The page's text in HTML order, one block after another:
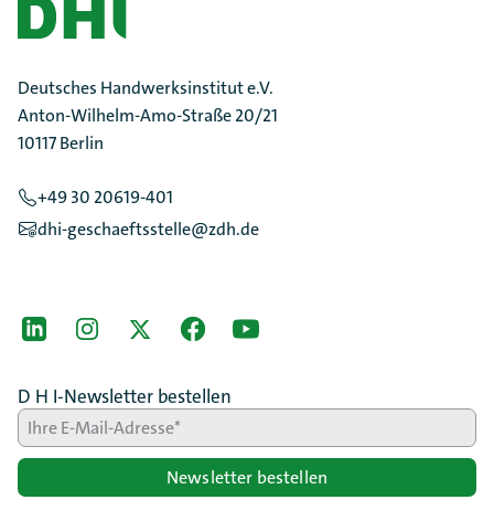
Deutsches Handwerksinstitut e.V.
Anton-Wilhelm-Amo-Straße 20/21
10117 Berlin
+49 30 20619-401
dhi-geschaeftsstelle@zdh.de
[Der ZDH in den Sozialen Netzwerken]
LinkedIninstagramTwitterFacebookYoutube
D H I-Newsletter bestellen
Newsletter bestellen